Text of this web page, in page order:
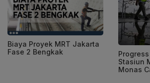
Biaya Proyek MRT Jakarta
Fase 2 Bengkak
Stasiun
Monas